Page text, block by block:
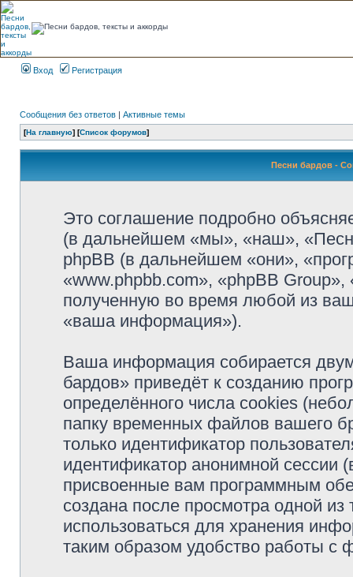
Вход Регистрация
Сообщения без ответов | Активные темы
[На главную] [Список форумов]
Песни бардов -
Это соглашение подробно
(в дальнейшем «мы», «наш»,
phpBB (в дальнейшем «они»,
«www.phpbb.com», «phpBB
полученную во время любой из
«ваша информация»).
Ваша информация собирается
бардов» приведёт к созданию
определённого числа cookies
папку временных файлов вашего
только идентификатор
идентификатор анонимной сессии
присвоенные вам программным
создана после просмотра одной
использоваться для хранения
таким образом удобство работы с